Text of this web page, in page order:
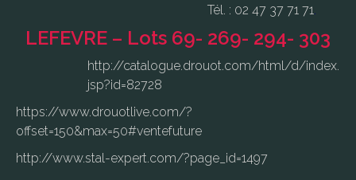
Tél. : 02 47 37 71 71
LEFEVRE – Lots 69- 269- 294- 303
http://catalogue.drouot.com/html/d/index.
jsp?id=82728
https://www.drouotlive.com/?
offset=150&max=50#ventefuture
http://www.stal-expert.com/?page_id=1497